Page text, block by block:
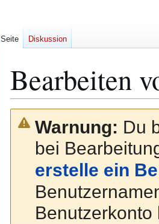
Bearbeiten
Navigation
springen
Suche
springen
Warnung: Du
bei
erstelle ein
Seite Diskussion